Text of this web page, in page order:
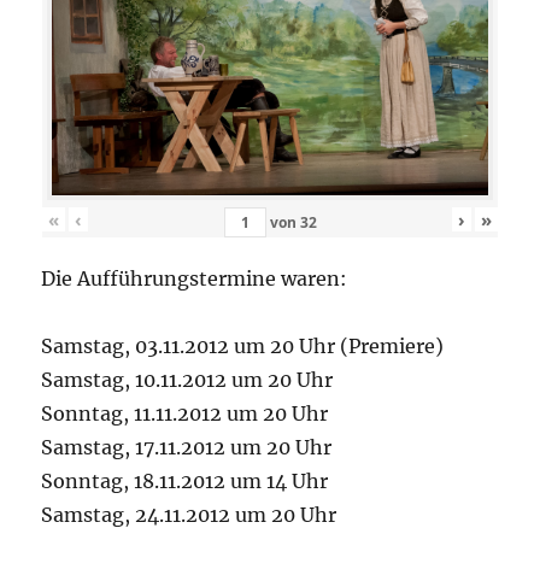
« ‹ von 32 › »
Die Aufführungstermine waren:
Samstag, 03.11.2012 um 20 Uhr (Premiere)
Samstag, 10.11.2012 um 20 Uhr
Sonntag, 11.11.2012 um 20 Uhr
Samstag, 17.11.2012 um 20 Uhr
Sonntag, 18.11.2012 um 14 Uhr
Samstag, 24.11.2012 um 20 Uhr